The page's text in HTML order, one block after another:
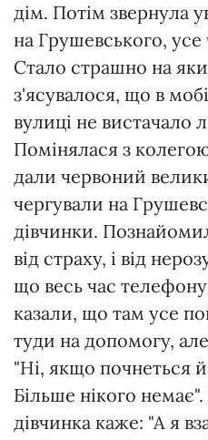
дім. Потім звернула
на Грушевського, усе
Стало страшно на
з'ясувалося, що в
вулиці не вистачало
Помінялася з
дали червоний
чергували на
дівчинки.
від страху, і від
що весь час
казали, що там усе
туди на допомогу,
"Ні, якщо почнеться й
Більше нікого
дівчинка каже: "А я